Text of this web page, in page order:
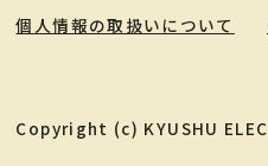
個人情報の取扱いについて
Copyright (c) KYUSHU